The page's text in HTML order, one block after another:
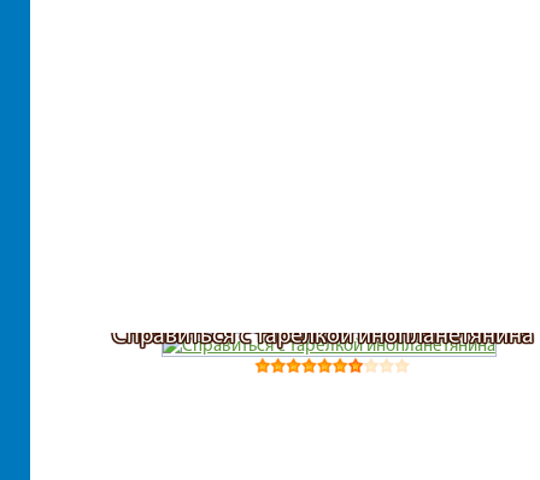
Справиться с тарелкой инопланетянина